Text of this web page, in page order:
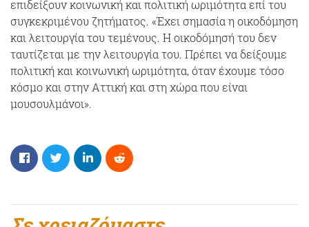
επιδείξουν κοινωνική και πολιτική ωριμότητα επί του
συγκεκριμένου ζητήματος. «Έχει σημασία η οικοδόμηση
και λειτουργία του τεμένους. Η οικοδόμησή του δεν
ταυτίζεται με την λειτουργία του. Πρέπει να δείξουμε
πολιτική και κοινωνική ωριμότητα, όταν έχουμε τόσο
κόσμο και στην Αττική και στη χώρα που είναι
μουσουλμάνοι».